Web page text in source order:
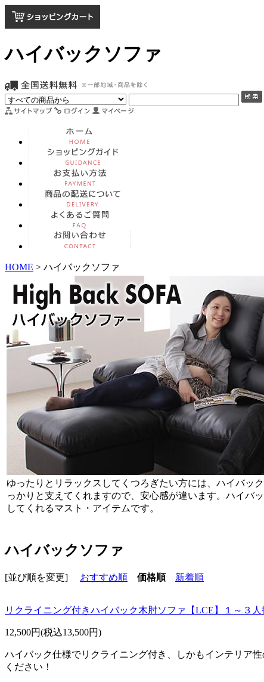
ハイバックソファ
HOME > ハイバックソファ
ゆったりとリラックスしてくつろぎたい方には、ハイバッ
っかりと支えてくれますので、安心感が違います。ハイバ
してくれるマスト・アイテムです。
ハイバックソファ
[並び順を変更] おすすめ順 価格順 新着順
リクライニング付きハイバック木肘ソファ【LCE】１～３
12,500円(税込13,500円)
ハイバック仕様でリクライニング付き、しかもインテリア
ください！